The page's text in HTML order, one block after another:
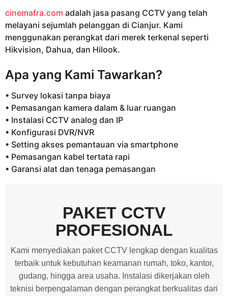
cinemafra.com adalah jasa pasang CCTV yang telah
melayani sejumlah pelanggan di Cianjur. Kami
menggunakan perangkat dari merek terkenal seperti
Hikvision, Dahua, dan Hilook.
Apa yang Kami Tawarkan?
• Survey lokasi tanpa biaya
• Pemasangan kamera dalam & luar ruangan
• Instalasi CCTV analog dan IP
• Konfigurasi DVR/NVR
• Setting akses pemantauan via smartphone
• Pemasangan kabel tertata rapi
• Garansi alat dan tenaga pemasangan
PAKET CCTV
PROFESIONAL
Kami menyediakan paket CCTV lengkap dengan kualitas
terbaik untuk kebutuhan keamanan rumah, toko, kantor,
gudang, hingga area usaha. Instalasi dikerjakan oleh
teknisi berpengalaman dengan perangkat berkualitas dari